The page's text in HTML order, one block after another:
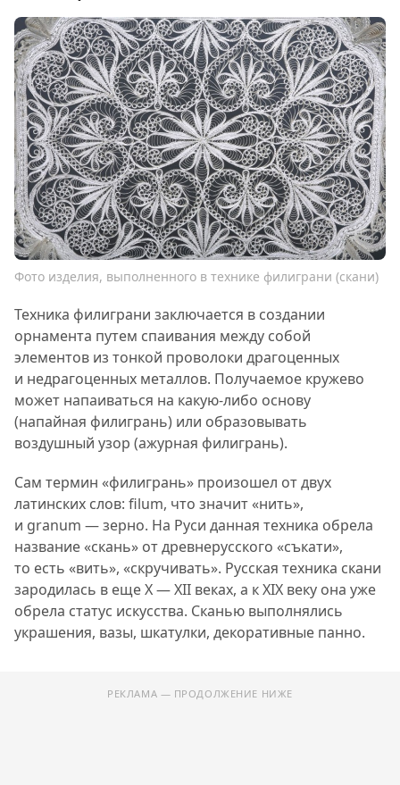
Фото изделия, выполненного в технике филиграни (скани)
Техника филиграни заключается в создании
орнамента путем спаивания между собой
элементов из тонкой проволоки драгоценных
и недрагоценных металлов. Получаемое кружево
может напаиваться на какую-либо основу
(напайная филигрань) или образовывать
воздушный узор (ажурная филигрань).
Сам термин «филигрань» произошел от двух
латинских слов: filum, что значит «нить»,
и granum — зерно. На Руси данная техника обрела
название «скань» от древнерусского «съкати»,
то есть «вить», «скручивать». Русская техника скани
зародилась в еще X — XII веках, а к XIX веку она уже
обрела статус искусства. Сканью выполнялись
украшения, вазы, шкатулки, декоративные панно.
РЕКЛАМА — ПРОДОЛЖЕНИЕ НИЖЕ